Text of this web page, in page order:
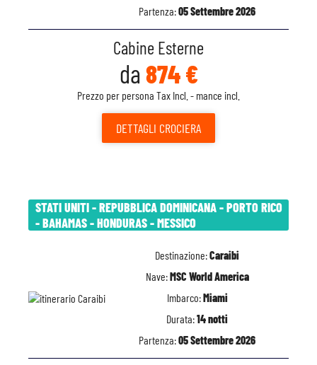
Partenza:05 Settembre 2026
Cabine Esterne
da 874 €
Prezzo per persona Tax Incl. - mance incl.
DETTAGLI CROCIERA
STATI UNITI - REPUBBLICA DOMINICANA - PORTO RICO
- BAHAMAS - HONDURAS - MESSICO
Destinazione:Caraibi
Nave:MSC World America
Imbarco:Miami
Durata:14 notti
Partenza:05 Settembre 2026